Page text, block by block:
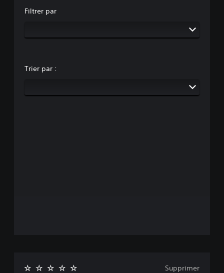
Filtrer par
Trier par :
Supprimer